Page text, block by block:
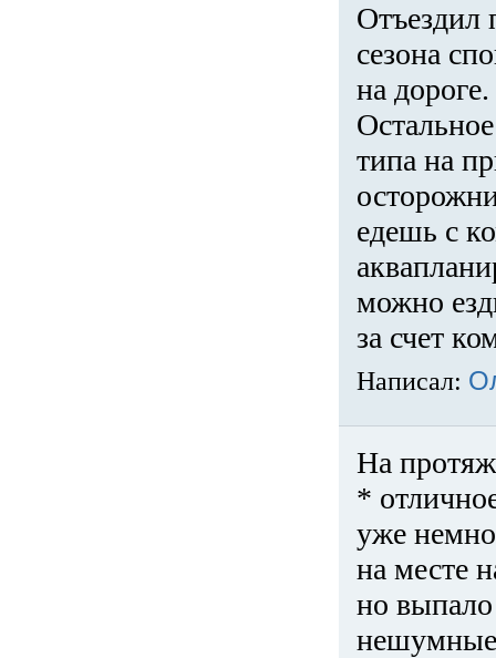
Отъездил
сезона
на
типа на
едешь с
можно
за счет
Написал:
На
*
уже
на месте
но
нешумные